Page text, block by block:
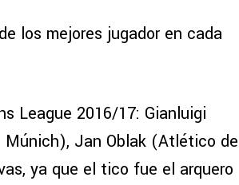
los mejores jugador en cada
League 2016/17: Gianluigi
Jan Oblak (Atlético de
ya que el tico fue el arquero